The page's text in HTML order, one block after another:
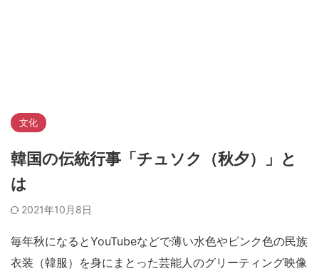
文化
韓国の伝統行事「チュソク（秋夕）」と
は
2021年10月8日
毎年秋になるとYouTubeなどで薄い水色やピンク色の民族
衣装（韓服）を身にまとった芸能人のグリーティング映像